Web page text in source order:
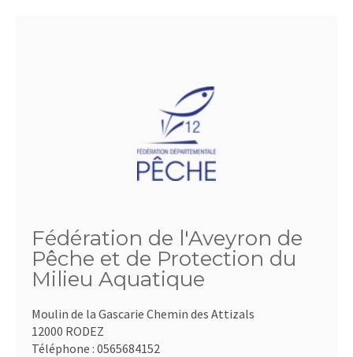
Fédération de l'Aveyron de
Pêche et de Protection du
Milieu Aquatique
Moulin de la Gascarie Chemin des Attizals
12000 RODEZ
Téléphone : 0565684152